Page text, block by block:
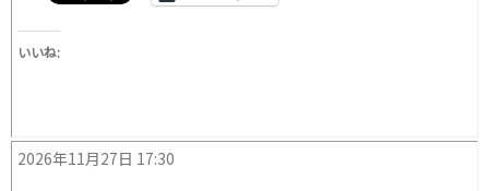
いいね:
2026年11月27日 17:30